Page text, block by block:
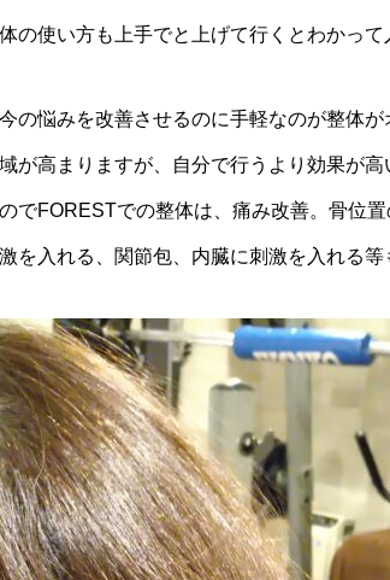
の使い方も上手でと上げて行くとわかっ
の悩みを改善させるのに手軽なのが整体
が高まりますが、自分で行うより効果が
でFORESTでの整体は、痛み改善。骨位
を入れる、関節包、内臓に刺激を入れる等